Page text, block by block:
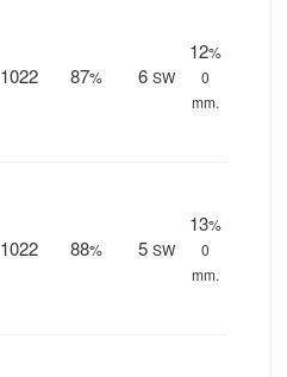
1022 87% 6 SW
12%
0
mm.
1022 88% 5 SW
13%
0
mm.